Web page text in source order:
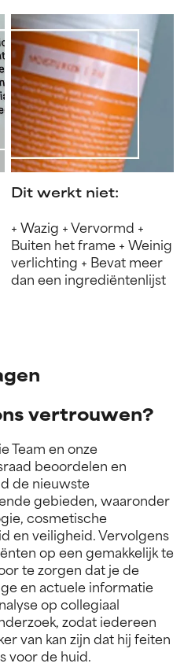
Dit werkt niet:
+ Wazig + Vervormd +
Buiten het frame + Weinig
verlichting + Bevat meer
dan een ingrediëntenlijst
vertrouwen?
Team en onze
beoordelen en
de nieuwste
gebieden, waaronder
cosmetische
en veiligheid. Vervolgens
op een gemakkelijk te
te zorgen dat je de
en actuele informatie
op collegiaal
zodat iedereen
van kan zijn dat hij feiten
voor de huid.